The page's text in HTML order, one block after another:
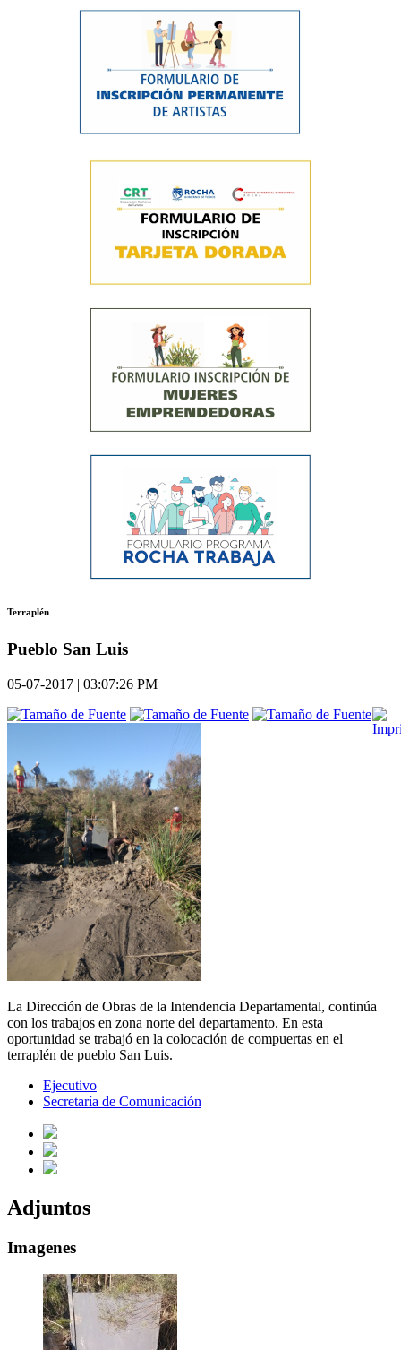
Terraplén
Pueblo San Luis
05-07-2017 | 03:07:26 PM
La Dirección de Obras de la Intendencia Departamental, continúa
con los trabajos en zona norte del departamento. En esta
oportunidad se trabajó en la colocación de compuertas en el
terraplén de pueblo San Luis.
Ejecutivo
Secretaría de Comunicación
Adjuntos
Imagenes